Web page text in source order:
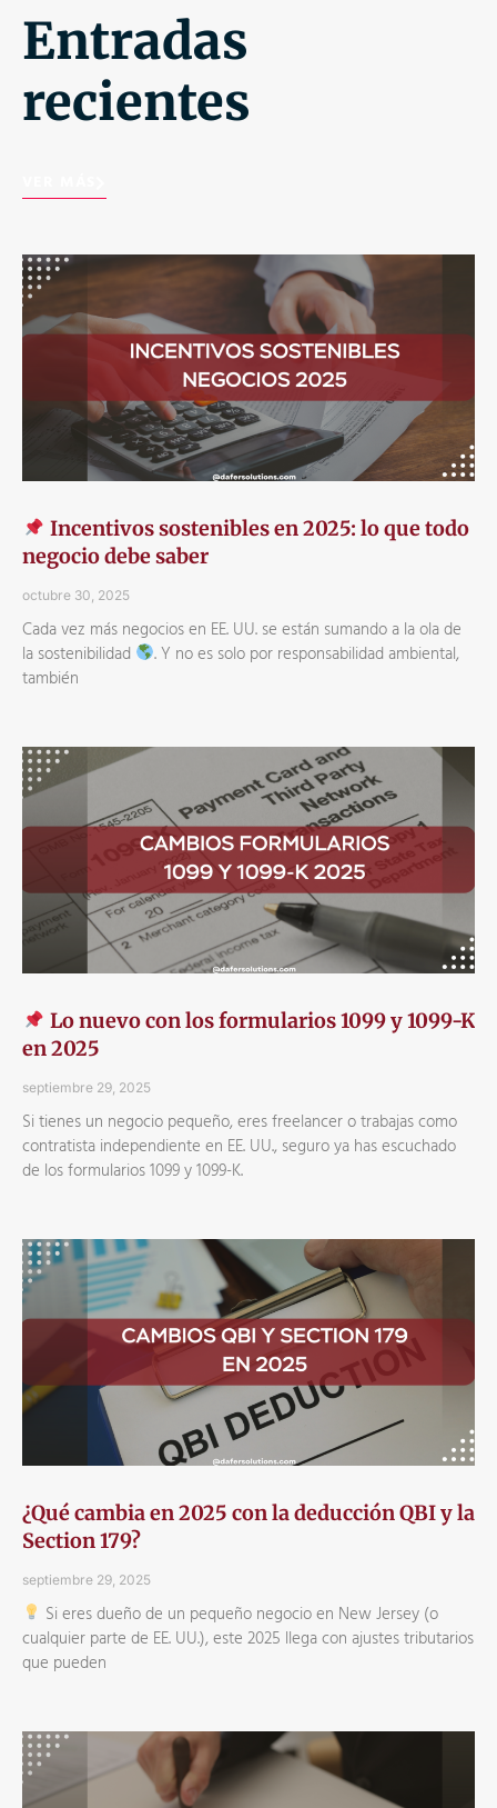
Entradas
recientes
Incentivos sostenibles en 2025: lo que todo
negocio debe saber
octubre 30, 2025
Cada vez más negocios en EE. UU. se están sumando a la ola de
la sostenibilidad
. Y no es solo por responsabilidad ambiental,
también
Lo nuevo con los formularios 1099 y 1099-K
en 2025
septiembre 29, 2025
Si tienes un negocio pequeño, eres freelancer o trabajas como
contratista independiente en EE. UU., seguro ya has escuchado
de los formularios 1099 y 1099-K.
¿Qué cambia en 2025 con la deducción QBI y la
Section 179?
septiembre 29, 2025
Si eres dueño de un pequeño negocio en New Jersey (o
cualquier parte de EE. UU.), este 2025 llega con ajustes tributarios
que pueden